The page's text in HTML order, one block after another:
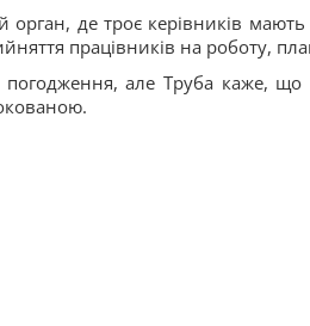
де троє керівників
працівників на роботу,
погодження, але Труба каже,